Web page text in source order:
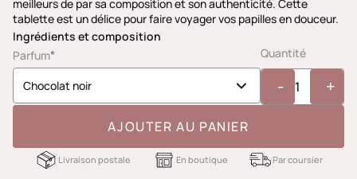
meilleurs de par sa composition et son authenticité. Cette
tablette est un délice pour faire voyager vos papilles en douceur.
Ingrédients et composition
Parfum* Quantité
- +
AJOUTER AU PANIER
Livraison postale En boutique Par coursier